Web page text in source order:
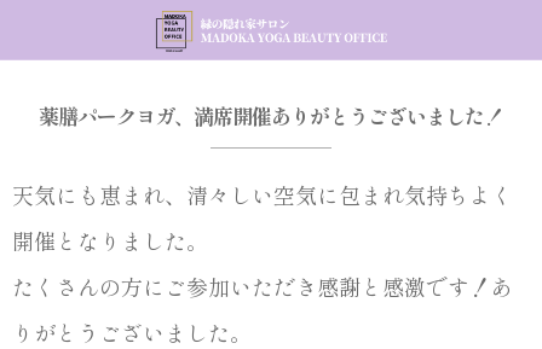
薬膳パークヨガ、満席開催ありがとうございました！
天気にも恵まれ、清々しい空気に包まれ気持ちよく
開催となりました。
たくさんの方にご参加いただき感謝と感激です！あ
りがとうございました。